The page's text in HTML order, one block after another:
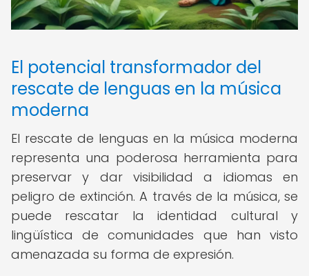
El potencial transformador del
rescate de lenguas en la música
moderna
El rescate de lenguas en la música moderna
representa una poderosa herramienta para
preservar y dar visibilidad a idiomas en
peligro de extinción. A través de la música, se
puede rescatar la identidad cultural y
lingüística de comunidades que han visto
amenazada su forma de expresión.